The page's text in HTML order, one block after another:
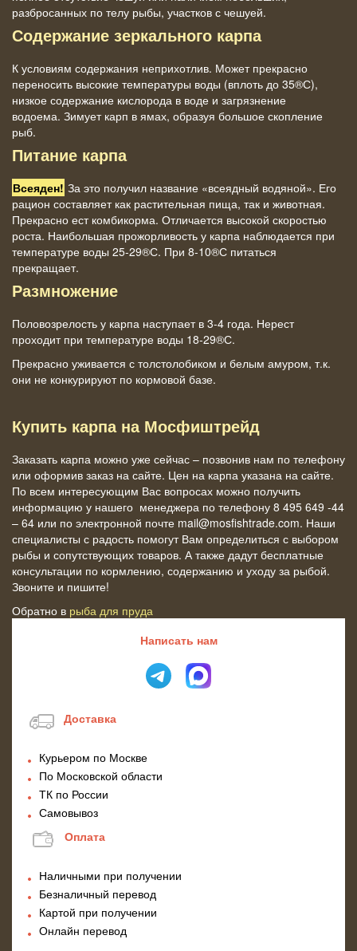
разбросанных по телу рыбы, участков с чешуей.
Содержание зеркального карпа
К условиям содержания неприхотлив. Может прекрасно
переносить высокие температуры воды (вплоть до 35®С),
низкое содержание кислорода в воде и загрязнение
водоема. Зимует карп в ямах, образуя большое скопление
рыб.
Питание карпа
Всеяден! За это получил название «всеядный водяной». Его
рацион составляет как растительная пища, так и животная.
Прекрасно ест комбикорма. Отличается высокой скоростью
роста. Наибольшая прожорливость у карпа наблюдается при
температуре воды 25-29®С. При 8-10®С питаться
прекращает.
Размножение
Половозрелость у карпа наступает в 3-4 года. Нерест
проходит при температуре воды 18-29®С.
Прекрасно уживается с толстолобиком и белым амуром, т.к.
они не конкурируют по кормовой базе.
Купить карпа на Мосфиштрейд
Заказать карпа можно уже сейчас – позвонив нам по телефону
или оформив заказ на сайте. Цен на карпа указана на сайте.
По всем интересующим Вас вопросах можно получить
информацию у нашего менеджера по телефону 8 495 649 -44
– 64 или по электронной почте mail@mosfishtrade.com. Наши
специалисты с радость помогут Вам определиться с выбором
рыбы и сопутствующих товаров. А также дадут бесплатные
консультации по кормлению, содержанию и уходу за рыбой.
Звоните и пишите!
Обратно в рыба для пруда
Написать нам
Доставка
Курьером по Москве
По Московской области
ТК по России
Самовывоз
Оплата
Наличными при получении
Безналичный перевод
Картой при получении
Онлайн перевод